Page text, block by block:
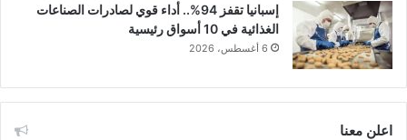
إسبانيا تقفز 94%.. أداء قوي لصادرات الصناعات
الغذائية في 10 أسواق رئيسية
6 أغسطس، 2026
اعلن معنا